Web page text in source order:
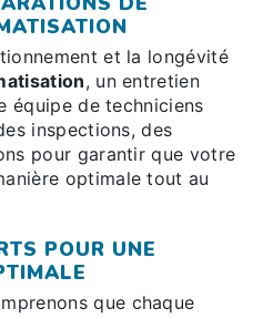
et la longévité
, un entretien
équipe de techniciens
inspections, des
pour garantir que votre
optimale tout au
POUR UNE
que chaque